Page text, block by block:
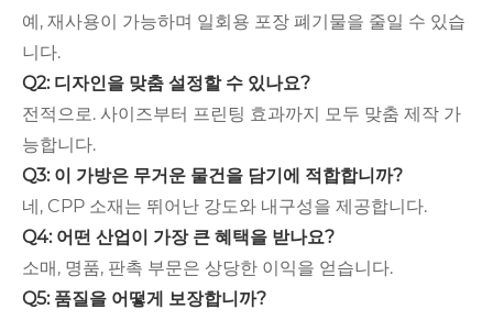
예, 재사용이 가능하며 일회용 포장 폐기물을 줄일 수 있습
니다.
Q2: 디자인을 맞춤 설정할 수 있나요?
전적으로. 사이즈부터 프린팅 효과까지 모두 맞춤 제작 가
능합니다.
Q3: 이 가방은 무거운 물건을 담기에 적합합니까?
네, CPP 소재는 뛰어난 강도와 내구성을 제공합니다.
Q4: 어떤 산업이 가장 큰 혜택을 받나요?
소매, 명품, 판촉 부문은 상당한 이익을 얻습니다.
Q5: 품질을 어떻게 보장합니까?